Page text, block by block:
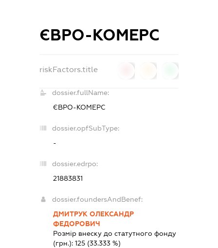
ЄВРО-КОМЕРС
riskFactors.title
dossier.fullName:
ЄВРО-КОМЕРС
dossier.opfSubType:
-
dossier.edrpo:
21883831
dossier.foundersAndBenef:
ДМИТРУК ОЛЕКСАНДР
ФЕДОРОВИЧ
Розмір внеску до статутного фонду
(грн.):125 (33.333 %)